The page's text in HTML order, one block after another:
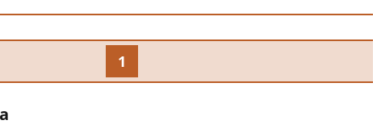
, Hravú robotiku s Ozobotmi, Programovateľné LEGO SPIKE.
tlačiareň a termolis na výrobu hrnčekov a tričiek, kreatívne sady
Počet miest na kurz je limitovaný a vstup je možný len s
Prihlasovať sa budete môcť na kniznica@dubnica.eu. Tešíme
1